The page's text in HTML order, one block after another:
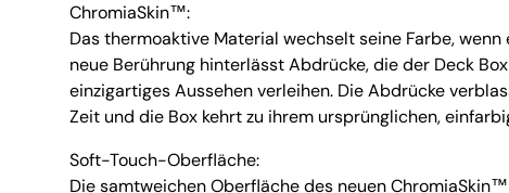
ChromiaSkin™:
Das thermoaktive Material wechselt seine Farbe,
neue Berührung hinterlässt Abdrücke, die der Deck
einzigartiges Aussehen verleihen. Die Abdrücke
Zeit und die Box kehrt zu ihrem ursprünglichen,
Soft-Touch-Oberfläche:
Die samtweichen Oberfläche des neuen